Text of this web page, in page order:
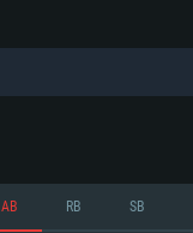
AB RB SB